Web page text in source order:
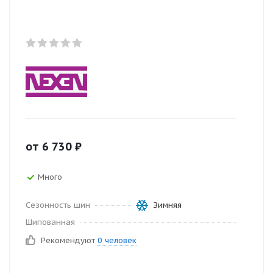
от 6 730 ₽
Много
Сезонность шин
Зимняя
Шипованная
Рекомендуют 0 человек